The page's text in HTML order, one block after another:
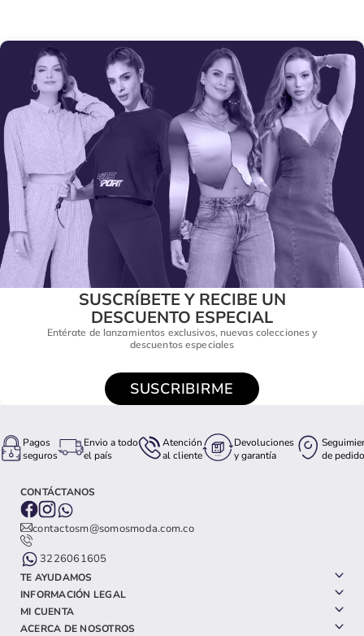
SUSCRÍBETE Y RECIBE UN
DESCUENTO ESPECIAL
Entérate de lanzamientos exclusivos, nuevas colecciones y
descuentos especiales
SUSCRIBIRME
Pagos
seguros
Envio a todo
el país
Atención
al cliente
Devoluciones
y garantía
de pedido
CONTÁCTANOS
contactosm@somosmoda.com.co
3226061605
TE AYUDAMOS
INFORMACIÓN LEGAL
MI CUENTA
ACERCA DE NOSOTROS